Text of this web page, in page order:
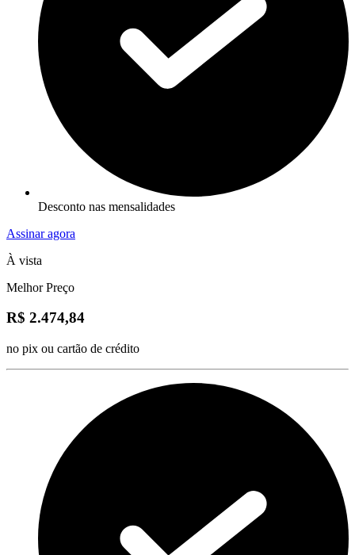
Desconto nas mensalidades
Assinar agora
À vista
Melhor Preço
R$ 2.474,84
no pix ou cartão de crédito